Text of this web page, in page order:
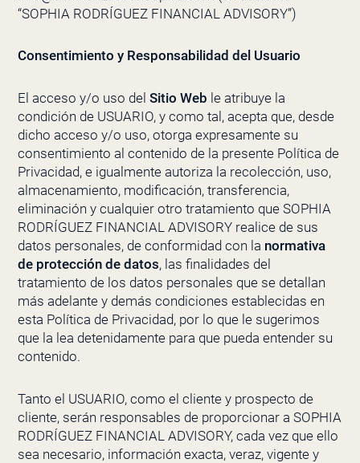
“SOPHIA RODRÍGUEZ FINANCIAL ADVISORY”)
Consentimiento y Responsabilidad del Usuario
El acceso y/o uso del Sitio Web le atribuye la
condición de USUARIO, y como tal, acepta que, desde
dicho acceso y/o uso, otorga expresamente su
consentimiento al contenido de la presente Política de
Privacidad, e igualmente autoriza la recolección, uso,
almacenamiento, modificación, transferencia,
eliminación y cualquier otro tratamiento que SOPHIA
RODRÍGUEZ FINANCIAL ADVISORYrealice de sus
datos personales, de conformidad con la normativa
de protección de datos, las finalidades del
tratamiento de los datos personales que se detallan
más adelante y demás condiciones establecidas en
esta Política de Privacidad, por lo que le sugerimos
que la lea detenidamente para que pueda entender su
contenido.
Tanto el USUARIO, como el cliente y prospecto de
cliente, serán responsables de proporcionar a SOPHIA
RODRÍGUEZ FINANCIAL ADVISORY, cada vez que ello
sea necesario, información exacta, veraz, vigente y